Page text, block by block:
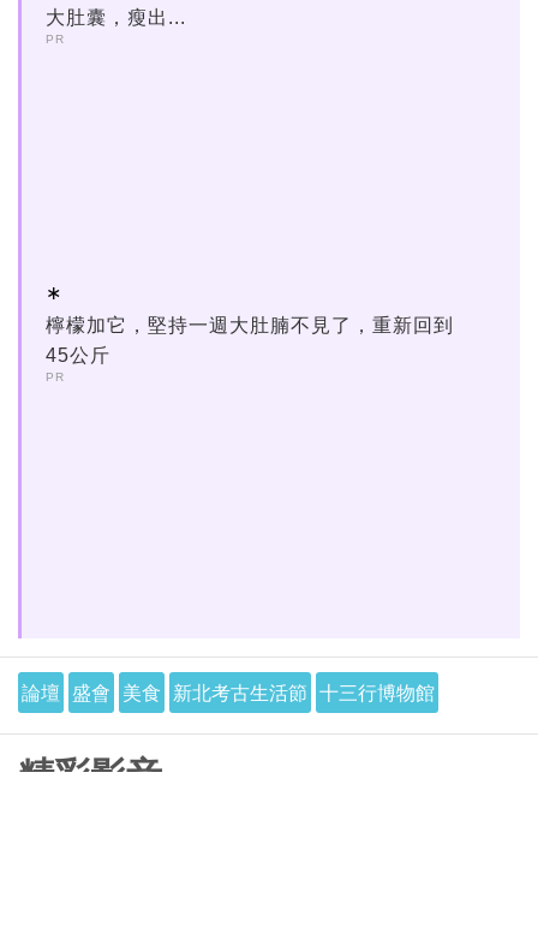
大肚囊，瘦出...
PR
檸檬加它，堅持一週大肚腩不見了，重新回到
45公斤
PR
論壇 盛會 美食 新北考古生活節 十三行博物館
精彩影音